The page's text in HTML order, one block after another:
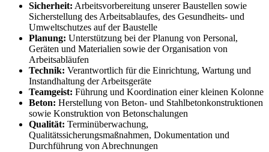
Sicherheit: Arbeitsvorbereitung unserer Baustellen sowie
Sicherstellung des Arbeitsablaufes, des Gesundheits- und
Umweltschutzes auf der Baustelle
Planung: Unterstützung bei der Planung von Personal,
Geräten und Materialien sowie der Organisation von
Arbeitsabläufen
Technik: Verantwortlich für die Einrichtung, Wartung und
Instandhaltung der Arbeitsgeräte
Teamgeist: Führung und Koordination einer kleinen Kolonne
Beton: Herstellung von Beton- und Stahlbetonkonstruktionen
sowie Konstruktion von Betonschalungen
Qualität: Terminüberwachung,
Qualitätssicherungsmaßnahmen, Dokumentation und
Durchführung von Abrechnungen